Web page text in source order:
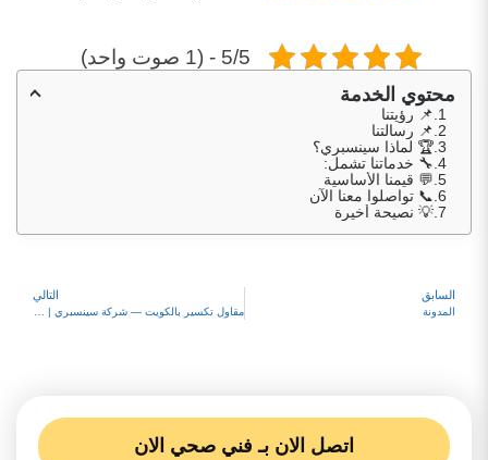
5/5 - (1 صوت واحد)
محتوي الخدمة
📌 رؤيتنا
📌 رسالتنا
🏆 لماذا سينسبري؟
🔧 خدماتنا تشمل:
💬 قيمنا الأساسية
📞 تواصلوا معنا الآن
💡 نصيحة أخيرة
السابق
المدونة
التالي
اتصل الان بـ فني صحي الان